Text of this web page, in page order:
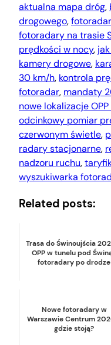
aktualna mapa dróg,
drogowego, fotoradar
fotoradary na trasie
prędkości w nocy,
kamery drogowe,
30 km/h, kontrola
fotoradar, mandaty
nowe lokalizacje
odcinkowy pomiar
czerwonym świetle,
radary stacjonarne,
nadzoru ruchu,
wyszukiwarka
Related posts:
Trasa do Świnoujścia
OPP w tunelu pod
fotoradary po drodze
Nowe fotoradary w
Warszawie Centrum
gdzie stoją?